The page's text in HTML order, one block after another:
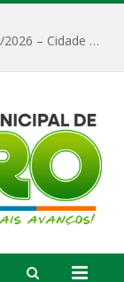
EDITAL DE CHAMAMENTO PÚBLICO Nº 01/2026 – Cidade de Faro